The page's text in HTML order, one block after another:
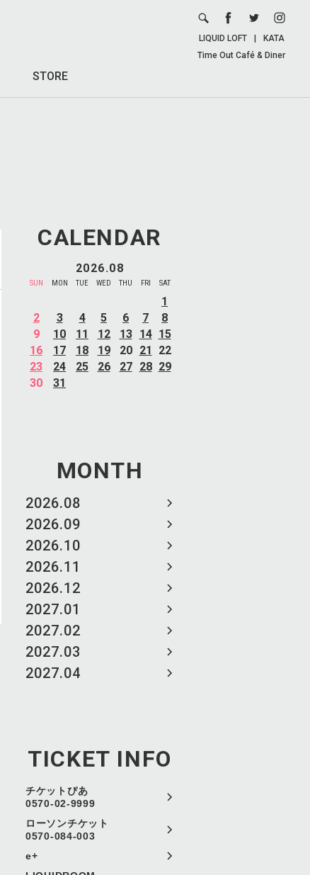
STORE
LIQUID LOFT
KATA
Time Out Café & Diner
CALENDAR
2026.08
SUN MON TUE WED THU FRI SAT
1
2
3 4 5 6 7
8
9
10 11 12 13 14 15
16
17 18 19 20 21
22
23
24 25 26 27 28 29
30
31
MONTH
2026.08
2026.09
2026.10
2026.11
2026.12
2027.01
2027.02
2027.03
2027.04
TICKET INFO
チケットぴあ
0570-02-9999
ローソンチケット
0570-084-003
e+